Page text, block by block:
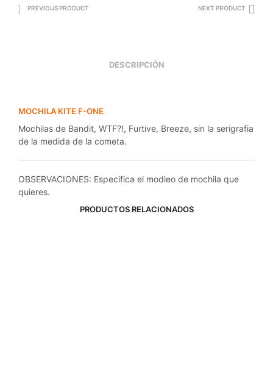
PREVIOUS PRODUCT NEXT PRODUCT
DESCRIPCIÓN
MOCHILA KITE F-ONE
Mochilas de Bandit, WTF?!, Furtive, Breeze, sin la serigrafia
de la medida de la cometa.
OBSERVACIONES: Especifica el modleo de mochila que
quieres.
PRODUCTOS RELACIONADOS